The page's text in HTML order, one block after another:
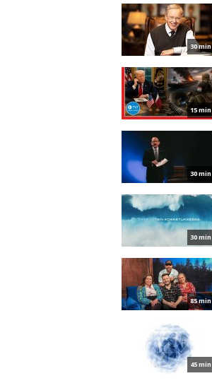
30 min
15 min
30 min
30 min
85 min
45 min